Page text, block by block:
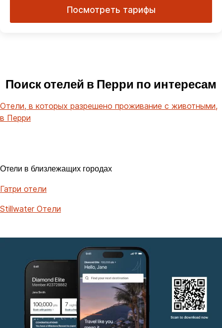
Посмотреть тарифы
Поиск отелей в Перри по интересам
Отели, в которых разрешено проживание с животными,
в Перри
Отели в близлежащих городах
Гатри отели
Stillwater Отели